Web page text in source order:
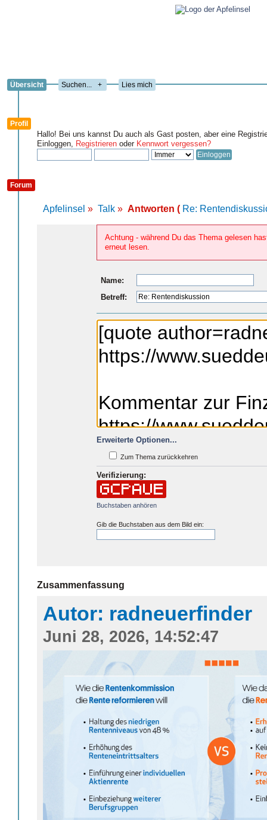
Übersicht + Lies mich
Profil
Hallo! Bei uns kannst Du auch als Gast posten, aber eine
Einloggen, Registrieren oder Kennwort vergessen?
Forum
Apfelinsel » Talk » Antworten ( Re:
Achtung - während Du das Thema gelesen
erneut lesen.
Name:
Betreff:
Erweiterte Optionen...
Zum Thema zurückkehren
Verifizierung:
Buchstaben anhören
Gib die Buchstaben aus dem Bild ein:
Zusammenfassung
Autor: radneuerfinder
Juni 28, 2026, 14:52:47